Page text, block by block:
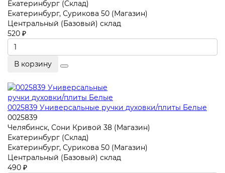
Екатеринбург (Склад)
Екатеринбург, Сурикова 50 (Магазин)
Центральный (Базовый) склад
520 ₽
В корзину
0025839 Универсальные ручки духовки/плиты Белые
0025839
Челябинск, Сони Кривой 38 (Магазин)
Екатеринбург (Склад)
Екатеринбург, Сурикова 50 (Магазин)
Центральный (Базовый) склад
490 ₽